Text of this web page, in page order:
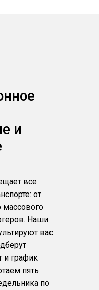
и
все
от
Наши
вас
и график
пять
по